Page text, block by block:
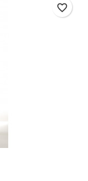
favorite_border